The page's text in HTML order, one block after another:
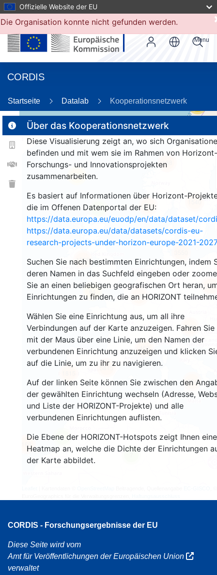
Offizielle Website der EU
CORDIS
Menu
Startseite Datalab Kooperationsnetzwerk
Über das Kooperationsnetzwerk
Diese Visualisierung zeigt an, wo sich
befinden und mit wem sie im Rahmen von Horizont-
Forschungs- und Innovationsprojekten
zusammenarbeiten.
Es basiert auf Informationen über Horizont-
die im Offenen Datenportal der EU:
https://data.europa.eu/euodp/en/data/dataset/
https://data.europa.eu/data/datasets/cordis-eu-
research-projects-under-horizon-europe-2021-2027
Suchen Sie nach bestimmten Einrichtungen, indem
deren Namen in das Suchfeld eingeben oder
Sie an einen beliebigen geografischen Ort heran,
Einrichtungen zu finden, die an HORIZONT
Wählen Sie eine Einrichtung aus, um all ihre
Verbindungen auf der Karte anzuzeigen. Fahren Sie
mit der Maus über eine Linie, um den Namen der
verbundenen Einrichtung anzuzeigen und klicken
auf die Linie, um zu ihr zu navigieren.
Auf der linken Seite können Sie zwischen den
der gewählten Einrichtung wechseln (Adresse,
und Liste der HORIZONT-Projekte) und alle
verbundenen Einrichtungen auflisten.
Die Ebene der HORIZONT-Hotspots zeigt Ihnen eine
Heatmap an, welche die Dichte der Einrichtungen
der Karte abbildet.
4
160
25
9
168
261
894
5815
64
469
1568
18722
8921
2410
1540
CORDIS - Forschungsergebnisse der EU
Diese Seite wird vom
Amt für Veröffentlichungen der Europäischen Union
verwaltet
Die Organisation konnte nicht gefunden werden.